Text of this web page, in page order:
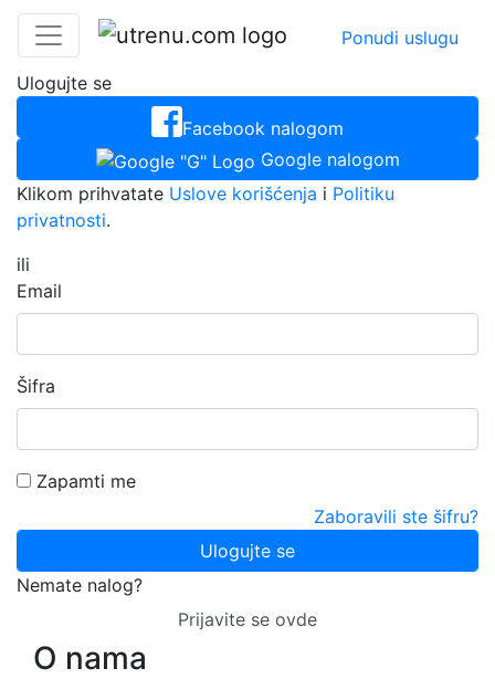
Ponudi uslugu
Ulogujte se
Facebook nalogom
Google nalogom
Klikom prihvatate Uslove korišćenja i Politiku
privatnosti.
ili
Email
Šifra
Zapamti me
Zaboravili ste šifru?
Ulogujte se
Nemate nalog?
Prijavite se ovde
O nama